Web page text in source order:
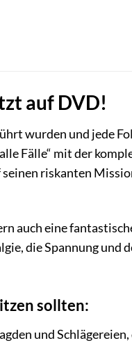
auf DVD!
wurden und jede
Fälle“ mit der
riskanten
auch eine
die Spannung und
sollten:
und